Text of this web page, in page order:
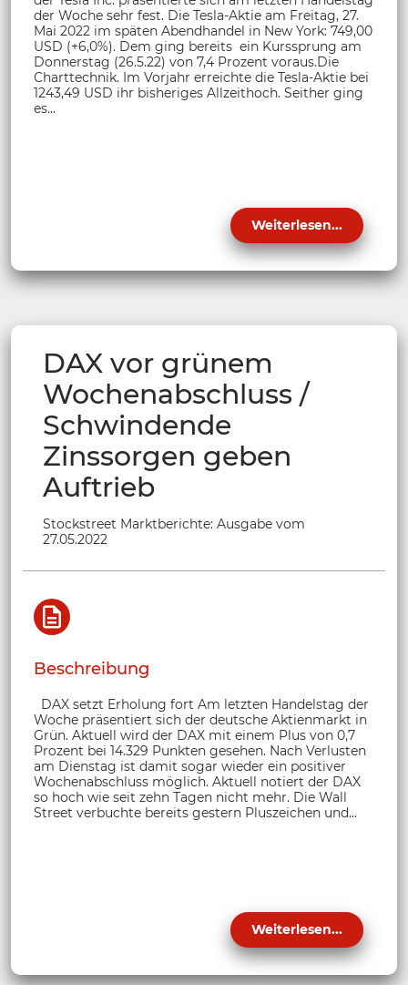
der Woche sehr fest. Die Tesla-Aktie am Freitag, 27.
Mai 2022 im späten Abendhandel in New York: 749,00
USD (+6,0%). Dem ging bereits ein Kurssprung am
Donnerstag (26.5.22) von 7,4 Prozent voraus.Die
Charttechnik. Im Vorjahr erreichte die Tesla-Aktie bei
1243,49 USD ihr bisheriges Allzeithoch. Seither ging
es...
Weiterlesen...
DAX vor grünem
Wochenabschluss /
Schwindende
Zinssorgen geben
Auftrieb
Stockstreet Marktberichte: Ausgabe vom
27.05.2022
Beschreibung
DAX setzt Erholung fort Am letzten Handelstag der
Woche präsentiert sich der deutsche Aktienmarkt in
Grün. Aktuell wird der DAX mit einem Plus von 0,7
Prozent bei 14.329 Punkten gesehen. Nach Verlusten
am Dienstag ist damit sogar wieder ein positiver
Wochenabschluss möglich. Aktuell notiert der DAX
so hoch wie seit zehn Tagen nicht mehr. Die Wall
Street verbuchte bereits gestern Pluszeichen und...
Weiterlesen...